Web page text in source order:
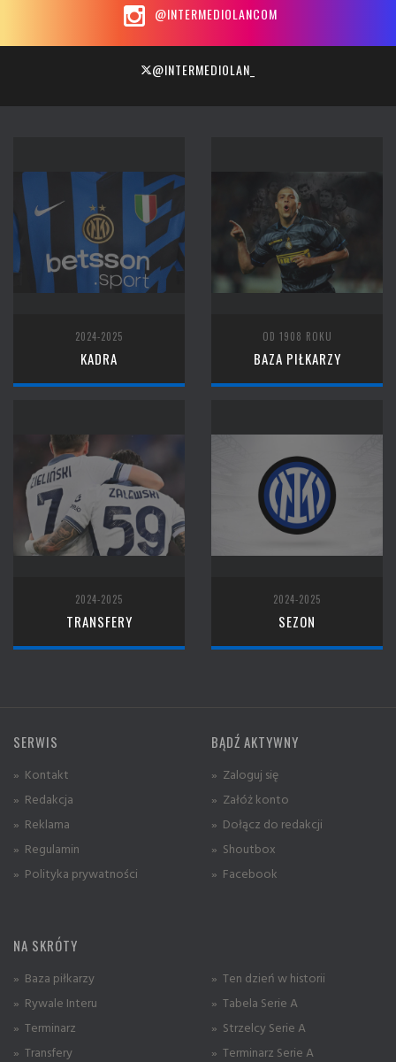
@INTERMEDIOLANCOM
@INTERMEDIOLAN_
2024-2025
KADRA
OD 1908 ROKU
BAZA PIŁKARZY
2024-2025
TRANSFERY
2024-2025
SEZON
SERWIS
» Kontakt
» Redakcja
» Reklama
» Regulamin
» Polityka prywatności
BĄDŹ AKTYWNY
» Zaloguj się
» Załóż konto
» Dołącz do redakcji
» Shoutbox
» Facebook
NA SKRÓTY
» Baza piłkarzy
» Rywale Interu
» Terminarz
» Transfery
» Ten dzień w historii
» Tabela Serie A
» Strzelcy Serie A
» Terminarz Serie A